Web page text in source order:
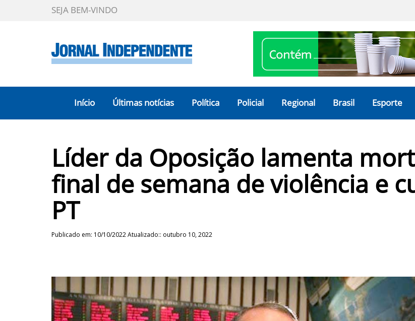
SEJA BEM-VINDO
Início Últimas notícias Política Policial Regional Brasil Esporte
Líder da Oposição lamenta
final de semana de violência e
PT
Publicado em: 10/10/2022 Atualizado:: outubro 10, 2022